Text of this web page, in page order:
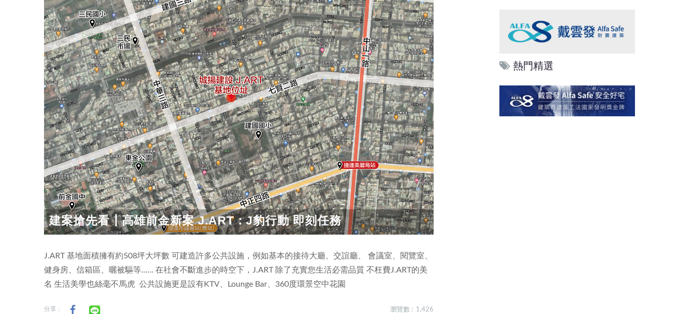
建案搶先看┃高雄前金新案 J.ART：J豹行動 即刻任務
J.ART 基地面積擁有約508坪大坪數 可建造許多公共設施，例如基本的接待大廳、交誼廳、 會議室、閱覽室、
健身房、信箱區、曬被驅等…… 在社會不斷進步的時空下，J.ART 除了充實您生活必需品質 不枉費J.ART的美
名 生活美學也絲毫不馬虎 公共設施更是設有KTV、Lounge Bar、360度環景空中花園
分享： 瀏覽數 : 1,426
熱門精選